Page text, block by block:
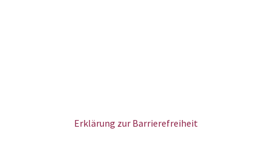
Erklärung zur Barrierefreiheit